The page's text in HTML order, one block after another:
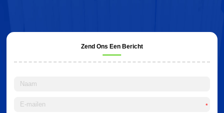
Zend Ons Een Bericht
*